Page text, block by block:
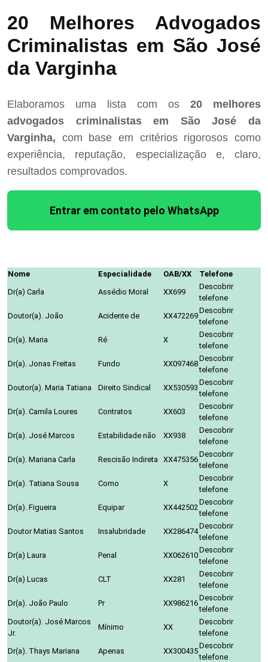
20 Melhores Advogados
Criminalistas em São José
da Varginha
Elaboramos uma lista com os 20 melhores
advogados criminalistas em São José da
Varginha, com base em critérios rigorosos como
experiência, reputação, especialização e, claro,
resultados comprovados.
Entrar em contato pelo WhatsApp
Nome Especialidade OAB/XX
Telefone
Dr(a) Carla
Assédio Moral XX699
Descobrir
telefone
Doutor(a). João
Acidente de XX472269
Descobrir
telefone
Dr(a). Maria
Ré X
Descobrir
telefone
Dr(a). Jonas Freitas
Fundo XX097468
Descobrir
telefone
Doutor(a). Maria Tatiana
Direito Sindical XX530593
Descobrir
telefone
Dr(a). Camila Loures
Contratos XX603
Descobrir
telefone
Dr(a). José Marcos
Estabilidade não XX938
Descobrir
telefone
Dr(a). Mariana Carla
Rescisão Indireta XX475356
Descobrir
telefone
Dr(a). Tatiana Sousa
Como X
Descobrir
telefone
Dr(a). Figueira
Equipar XX442502
Descobrir
telefone
Doutor Matias Santos
Insalubridade XX286474
Descobrir
telefone
Dr(a) Laura
Penal XX062610
Descobrir
telefone
Dr(a) Lucas
CLT XX281
Descobrir
telefone
Dr(a). João Paulo
Pr XX986216
Descobrir
telefone
Doutor(a). José Marcos
Jr.
Mínimo XX
Descobrir
telefone
Dr(a). Thays Mariana
Apenas XX300435
Descobrir
telefone